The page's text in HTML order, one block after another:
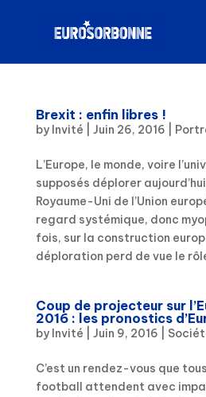
Brexit : enfin libres !
by Invité Juin 26, 2016
L’Europe, le monde, voire
supposés déplorer
Royaume-Uni de l’Union
regard systémique, donc
fois, sur la construction
déploration perd de vue le
Coup de projecteur sur
2016 : les pronostics
by Invité Juin 9, 2016
C’est un rendez-vous que
football attendent avec